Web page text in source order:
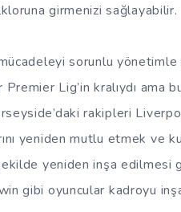
girmenizi sağlayabilir.
sorunlu
Lig’in kralıydı ama
rakipleri
yeniden mutlu etmek ve
yeniden inşa
gibi oyuncular kadroyu